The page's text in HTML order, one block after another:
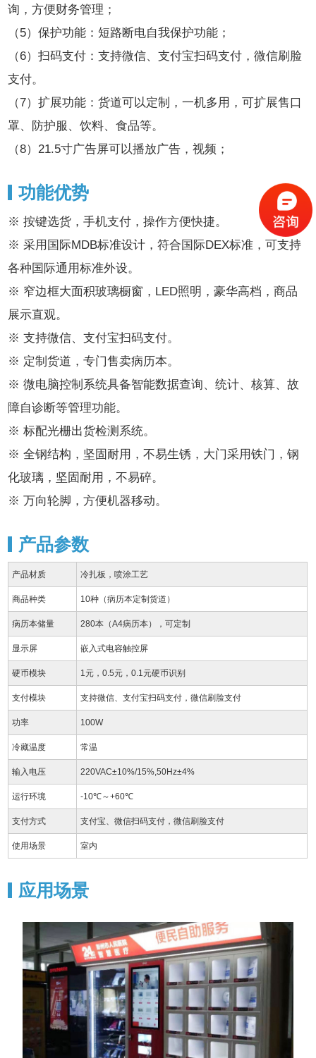
询，方便财务管理；
（5）保护功能：短路断电自我保护功能；
（6）扫码支付：支持微信、支付宝扫码支付，微信刷脸
支付。
（7）扩展功能：货道可以定制，一机多用，可扩展售口
罩、防护服、饮料、食品等。
（8）21.5寸广告屏可以播放广告，视频；
功能优势
※ 按键选货，手机支付，操作方便快捷。
※ 采用国际MDB标准设计，符合国际DEX标准，可支持
各种国际通用标准外设。
※ 窄边框大面积玻璃橱窗，LED照明，豪华高档，商品
展示直观。
※ 支持微信、支付宝扫码支付。
※ 定制货道，专门售卖病历本。
※ 微电脑控制系统具备智能数据查询、统计、核算、故
障自诊断等管理功能。
※ 标配光栅出货检测系统。
※ 全钢结构，坚固耐用，不易生锈，大门采用铁门，钢
化玻璃，坚固耐用，不易碎。
※ 万向轮脚，方便机器移动。
产品参数
产品材质 冷扎板，喷涂工艺
商品种类 10种（病历本定制货道）
病历本储量 280本（A4病历本），可定制
显示屏 嵌入式电容触控屏
硬币模块 1元，0.5元，0.1元硬币识别
支付模块 支持微信、支付宝扫码支付，微信刷脸支付
功率 100W
冷藏温度 常温
输入电压 220VAC±10%/15%,50Hz±4%
运行环境 -10℃～+60℃
支付方式 支付宝、微信扫码支付，微信刷脸支付
使用场景 室内
应用场景